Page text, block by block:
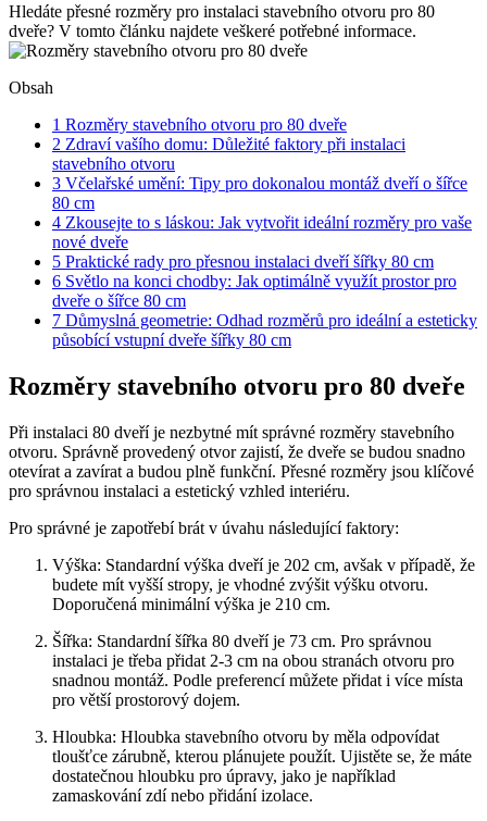
Hledáte přesné rozměry pro instalaci stavebního otvoru pro 80
dveře? V tomto článku najdete veškeré potřebné informace.
Obsah
1 Rozměry stavebního otvoru pro 80 dveře
2 Zdraví vašího domu: Důležité faktory při instalaci
stavebního otvoru
3 Včelařské umění: Tipy pro dokonalou montáž dveří o šířce
80 cm
4 Zkousejte to s láskou: Jak vytvořit ideální rozměry pro vaše
nové dveře
5 Praktické rady pro přesnou instalaci dveří šířky 80 cm
6 Světlo na konci chodby: Jak optimálně využít prostor pro
dveře o šířce 80 cm
7 Důmyslná geometrie: Odhad rozměrů pro ideální a esteticky
působící vstupní dveře šířky 80 cm
Rozměry stavebního otvoru pro 80 dveře
Při instalaci 80 dveří je nezbytné mít správné rozměry stavebního
otvoru. Správně provedený otvor zajistí, že dveře se budou snadno
otevírat a zavírat a budou plně funkční. Přesné rozměry jsou klíčové
pro správnou instalaci a estetický vzhled interiéru.
Pro správné je zapotřebí brát v úvahu následující faktory:
Výška: Standardní výška dveří je 202 cm, avšak v případě, že
budete mít vyšší stropy, je vhodné zvýšit výšku otvoru.
Doporučená minimální výška je 210 cm.
Šířka: Standardní šířka 80 dveří je 73 cm. Pro správnou
instalaci je třeba přidat 2-3 cm na obou stranách otvoru pro
snadnou montáž. Podle preferencí můžete přidat i více místa
pro větší prostorový dojem.
Hloubka: Hloubka stavebního otvoru by měla odpovídat
tloušťce zárubně, kterou plánujete použít. Ujistěte se, že máte
dostatečnou hloubku pro úpravy, jako je například
zamaskování zdí nebo přidání izolace.